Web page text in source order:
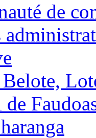
de
Belote,